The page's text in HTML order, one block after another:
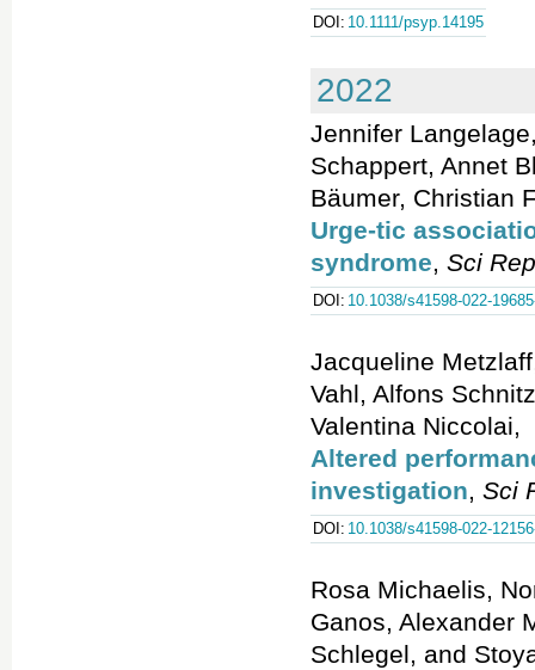
DOI: 10.1111/psyp.14195
2022
Jennifer
Schappert, Annet
Bäumer, Christian
Urge-tic
syndrome, Sci Rep
DOI: 10.1038/s41598-022-
Jacqueline
Vahl, Alfons
Valentina Niccolai,
Altered
investigation, Sci
DOI: 10.1038/s41598-022-
Rosa Michaelis,
Ganos, Alexander
Schlegel, and